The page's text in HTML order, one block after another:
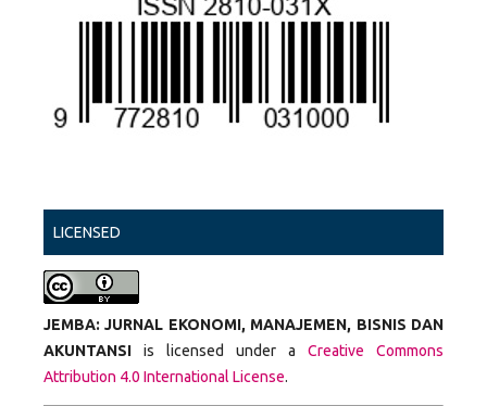
LICENSED
JEMBA: JURNAL EKONOMI, MANAJEMEN, BISNIS DAN
AKUNTANSIis licensed under aCreative Commons
Attribution 4.0 International License.